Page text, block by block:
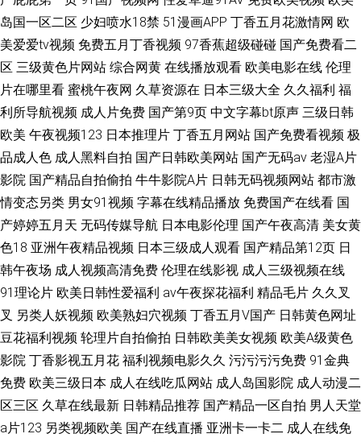
岛国一区二区 少妇喷水18禁 51漫画APP 丁香五月花激情网 欧
美爱爱tv视频 免费五月丁香视频 97香蕉超级碰碰 国产免费看二
区 三级黄色片网站 综合网黄 在线播放观看 欧美电影在线 伦理
片在哪里看 蜜桃午夜网 久草资源在 日本三级大全 久久福利 福
利所导航视频 成人片免费 国产第9页 中文字幕bt原声 三级日韩
欧美 午夜视频123 日本推理片 丁香五月网站 国产免费看视频 极
品成人色 成人黑料自拍 国产日韩欧美网站 国产无码av 老湿A片
影院 国产精品自拍偷拍 牛牛影院A片 日韩无码视频网站 都市激
情变态另类 男女91视频 字幕在线精品播放 免费国产在线看 国
产婷婷五月天 无码传媒导航 日本电影伦理 国产午夜高清 美女黄
色18 亚洲午夜精品视频 日本三级成人观看 国产精品第12页 日
韩午夜场 成人视频高清免费 伦理在线影视 成人三级视频在线
91理论片 欧美日韩性爱福利 av午夜探花福利 精品毛片 久久叉
叉 另类人妖视频 欧美熟妇穴视频 丁香五月V国产 日韩黄色网址
豆花福利视频 轮理片自拍偷拍 日韩欧美美女视频 欧美A级黄色
影院 丁香影视五月花 福利视频电影久久 污污污污免费 91金典
免费 欧美三级日本 成人在线吃瓜网站 成人岛国影院 成人动漫二
区三区 久草在线最新 日韩精品推荐 国产精品一区自拍 男人天堂
a片123 另类视频欧美 国产在线直播 亚洲卡一卡二 成人在线免